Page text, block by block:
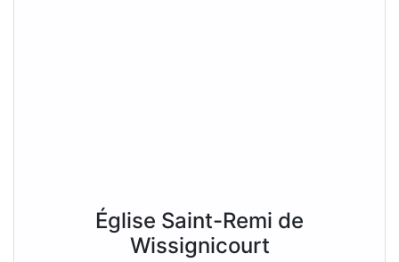
Église Saint-Remi de
Wissignicourt